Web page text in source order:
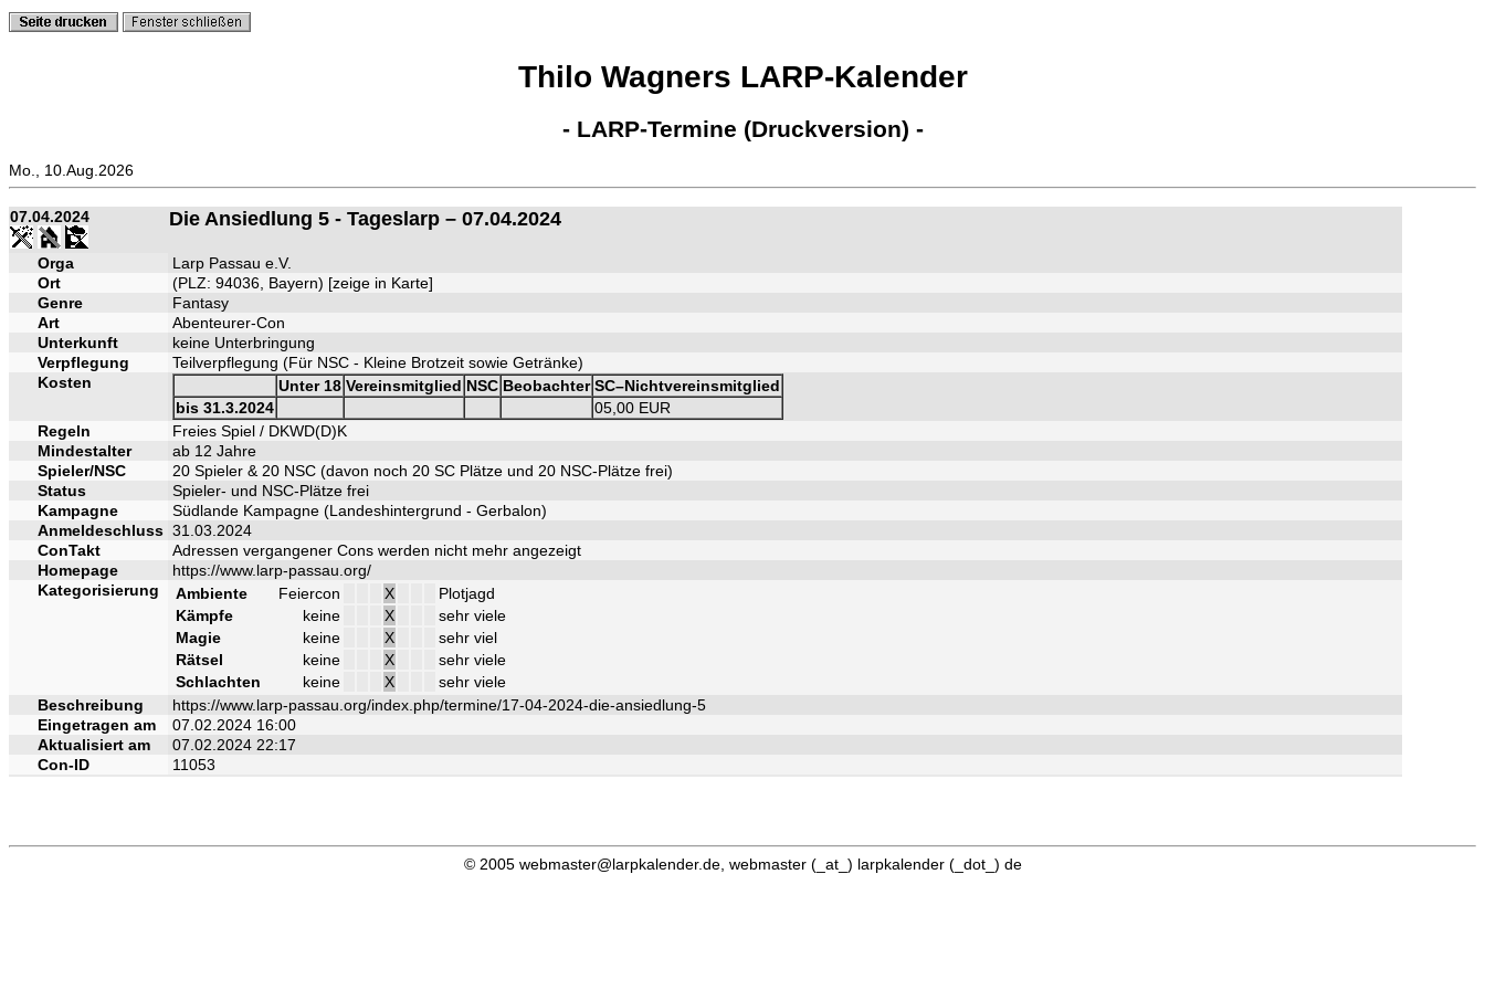
Thilo Wagners LARP-Kalender
- LARP-Termine (Druckversion) -
Mo., 10.Aug.2026
07.04.2024 Die Ansiedlung 5 - Tageslarp – 07.04.2024
Orga
Larp Passau e.V.
Ort
(PLZ: 94036, Bayern) [zeige in Karte]
Genre
Fantasy
Art
Abenteurer-Con
Unterkunft
keine Unterbringung
Verpflegung
Teilverpflegung (Für NSC - Kleine Brotzeit sowie Getränke)
Kosten
Unter 18 Vereinsmitglied NSC Beobachter SC–Nichtvereinsmitglied
bis 31.3.2024
05,00 EUR
Regeln
Freies Spiel / DKWD(D)K
Mindestalter
ab 12 Jahre
Spieler/NSC
20 Spieler & 20 NSC (davon noch 20 SC Plätze und 20 NSC-Plätze frei)
Status
Spieler- und NSC-Plätze frei
Kampagne
Südlande Kampagne (Landeshintergrund - Gerbalon)
Anmeldeschluss 31.03.2024
ConTakt
Adressen vergangener Cons werden nicht mehr angezeigt
Homepage
https://www.larp-passau.org/
Kategorisierung
Ambiente Feiercon X
Plotjagd
Kämpfe
keine X
sehr viele
Magie
keine X
sehr viel
Rätsel
keine X
sehr viele
Schlachten
keine X
sehr viele
Beschreibung
https://www.larp-passau.org/index.php/termine/17-04-2024-die-ansiedlung-5
Eingetragen am
07.02.2024 16:00
Aktualisiert am
07.02.2024 22:17
Con-ID
11053
© 2005 webmaster@larpkalender.de, webmaster (_at_) larpkalender (_dot_) de